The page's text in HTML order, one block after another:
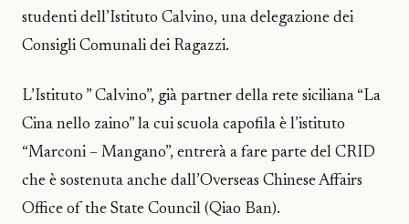
studenti dell’Istituto Calvino, una delegazione dei
Consigli Comunali dei Ragazzi.
L’Istituto ” Calvino”, già partner della rete siciliana “La
Cina nello zaino” la cui scuola capofila è l’istituto
“Marconi – Mangano”, entrerà a fare parte del CRID
che è sostenuta anche dall’Overseas Chinese Affairs
Office of the State Council (Qiao Ban).